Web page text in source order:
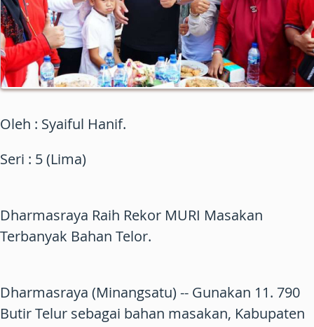
Oleh : Syaiful Hanif.
Seri : 5 (Lima)
Dharmasraya Raih Rekor MURI Masakan
Terbanyak Bahan Telor.
Dharmasraya (Minangsatu) -- Gunakan 11. 790
Butir Telur sebagai bahan masakan, Kabupaten